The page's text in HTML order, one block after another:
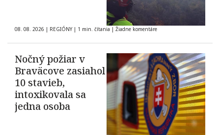
08. 08. 2026 | REGIÓNY | 1 min. čítania | Žiadne komentáre
Nočný požiar v
Braväcove zasiahol
10 stavieb,
intoxikovala sa
jedna osoba